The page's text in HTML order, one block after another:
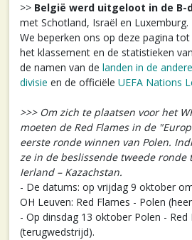
>> België werd uitgeloot in de B-
met Schotland, Israël en Luxemburg.
We beperken ons op deze pagina
het klassement en de statistieken
de namen van de landen in de
divisie en de officiële UEFA Nations
>>> Om zich te plaatsen voor het
moeten de Red Flames in de
eerste ronde winnen van Polen.
ze in de beslissende tweede ronde
Ierland – Kazachstan.
- De datums: op vrijdag 9 oktober
OH Leuven: Red Flames - Polen
- Op dinsdag 13 oktober Polen - Red
(terugwedstrijd).